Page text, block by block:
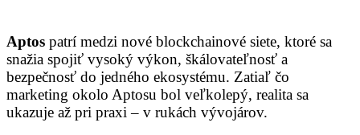
Aptos patrí medzi nové blockchainové siete, ktoré sa
snažia spojiť vysoký výkon, škálovateľnosť a
bezpečnosť do jedného ekosystému. Zatiaľ čo
marketing okolo Aptosu bol veľkolepý, realita sa
ukazuje až pri praxi – v rukách vývojárov.